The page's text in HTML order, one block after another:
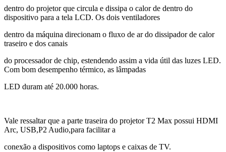
dentro do projetor que circula e dissipa o calor de dentro do
dispositivo para a tela LCD. Os dois ventiladores
dentro da máquina direcionam o fluxo de ar do dissipador de calor
traseiro e dos canais
do processador de chip, estendendo assim a vida útil das luzes LED.
Com bom desempenho térmico, as lâmpadas
LED duram até 20.000 horas.
Vale ressaltar que a parte traseira do projetor T2 Max possui HDMI
Arc, USB,P2 Audio,para facilitar a
conexão a dispositivos como laptops e caixas de TV.